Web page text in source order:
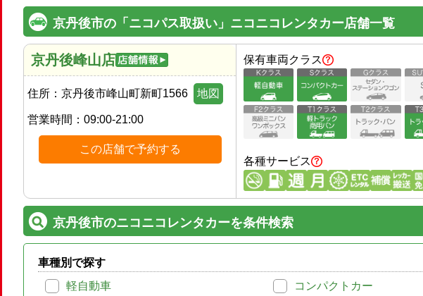
京丹後市の「ニコパス取扱い」ニコニコレンタカー店舗一覧
京丹後峰山店
住所： 京丹後市峰山町新町1566 地図
営業時間： 09:00-21:00
この店舗で予約する
保有車両クラス
各種サービス
京丹後市のニコニコレンタカーを条件検索
車種別で探す
軽自動車
コンパクトカー